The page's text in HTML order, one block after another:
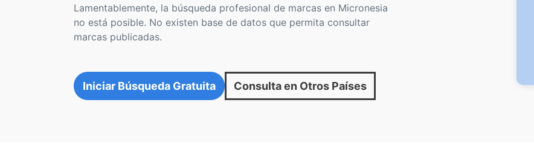
Lamentablemente, la búsqueda profesional de marcas en Micronesia
no está posible. No existen base de datos que permita consultar
marcas publicadas.
Iniciar Búsqueda Gratuita Consulta en Otros Países